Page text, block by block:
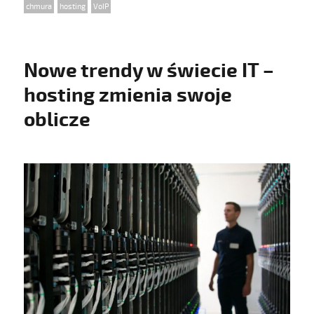
Tags
chmura hosting VoIP
Nowe trendy w świecie IT –
hosting zmienia swoje
oblicze